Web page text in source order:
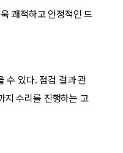
쾌적하고 안정적인 드
수 있다. 점검 결과 관
지 수리를 진행하는 고